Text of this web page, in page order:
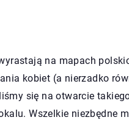
na mapach
kobiet (a nierzadko
się na otwarcie
Wszelkie niezbędne